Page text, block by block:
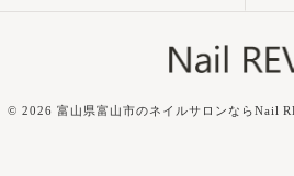
© 2026 富山県富山市のネイルサロンならNail